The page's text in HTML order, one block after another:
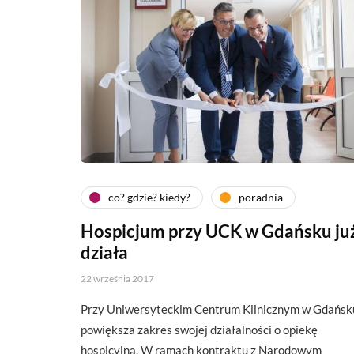
co? gdzie? kiedy? poradnia
Hospicjum przy UCK w Gdańsku
działa
22 września 2017
Przy Uniwersyteckim Centrum Klinicznym w
powiększa zakres swojej działalności o opiekę
hospicyjną. W ramach kontraktu z Narodowym